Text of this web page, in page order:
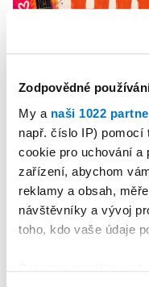
Zodpovědné
My a naši 1022
např. číslo IP) pomocí
cookie pro uchování a
zařízení, abychom
reklamy a obsah,
návštěvníky a vývoj
toho, kdo vaše údaje
PETRA
15. 08.